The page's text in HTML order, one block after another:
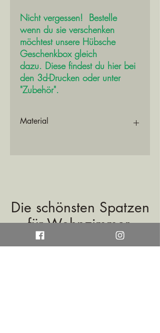
Nicht vergessen! Bestelle
wenn du sie verschenken
möchtest unsere Hübsche
Geschenkbox gleich
dazu. Diese findest du hier bei
den 3d-Drucken oder unter
"Zubehör".
Material
Die schönsten Spatzen
für Wohnzimmer,
Garten und Terrasse.